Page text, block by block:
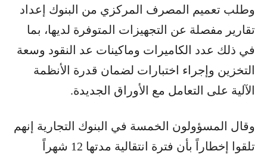
وطلب تعميم المصرف المركزي من البنوك إعداد
تقارير مفصلة عن التجهيزات المتوفرة لديها، بما
في ذلك عدد الكاميرات وماكينات عد النقود وسعة
التخزين وإجراء اختبارات لضمان قدرة الأنظمة
الآلية على التعامل مع الأوراق الجديدة.
وقال المسؤولون الخمسة في البنوك التجارية إنهم
تلقوا إخطاراً بأن فترة انتقالية مدتها 12 شهراً